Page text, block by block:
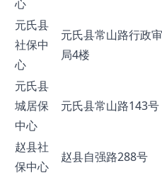
心
元氏县
社保中
心
元氏县常山路行政
局4楼
元氏县
城居保
中心
元氏县常山路143号
赵县社
保中心
赵县自强路288号